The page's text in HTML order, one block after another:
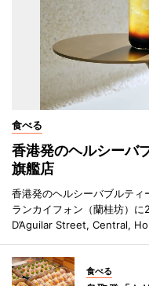
食べる
香港発のヘルシーバ
旗艦店
香港発のヘルシーバブルテ
ランカイフォン（蘭桂坊）
D’Aguilar Street, Central,
食べる